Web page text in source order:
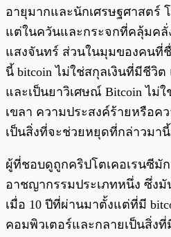
อายุมากและนักเศรษฐศาสตร์
แต่ในควันและกระจกที่คลุ้มค
แสงจันทร์ ส่วนในมุมของคนที่
นี้ bitcoin ไม่ใช่สกุลเงินที่มีชีวิ
และเป็นยาวิเศษณ์ Bitcoin ไม่
เขลา ความประสงค์ร้ายหรือค
เป็นสิ่งที่จะช่วยหยุดที่กล่าวมานี้
ผู้ที่ชอบดูถูกคริปโตเคอเรนซีมั
อาชญากรรมประเภทหนึ่ง ซึ่งมั
เมื่อ 10 ปีที่ผ่านมาตั้งแต่ที่มี
คอมพิวเตอร์และกลายเป็นสิ่ง